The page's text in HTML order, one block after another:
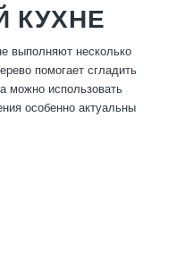
КУХНЕ
выполняют несколько
помогает сгладить
можно использовать
особенно актуальны